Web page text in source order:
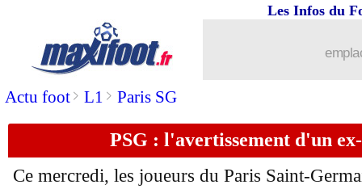
Actu foot> L1 > Paris SG
Les Infos du
PSG : l'avertissement d'un
Ce mercredi, les joueurs du Paris Saint-
Séville : J. Sanchez se rapproche de
06/08 Barça: Laporta donne rendez-vous
06/08 Barça: retour au Camp Nou en